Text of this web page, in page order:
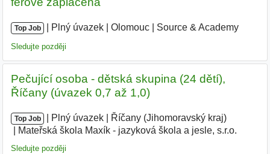
Top Job Plný úvazek Olomouc Source & Academy
Sledujte později
Pečující osoba - dětská skupina (24 dětí),
Říčany (úvazek 0,7 až 1,0)
Top Job Plný úvazek Říčany (Jihomoravský kraj)
Mateřská škola Maxík - jazyková škola a jesle, s.r.o.
Sledujte později